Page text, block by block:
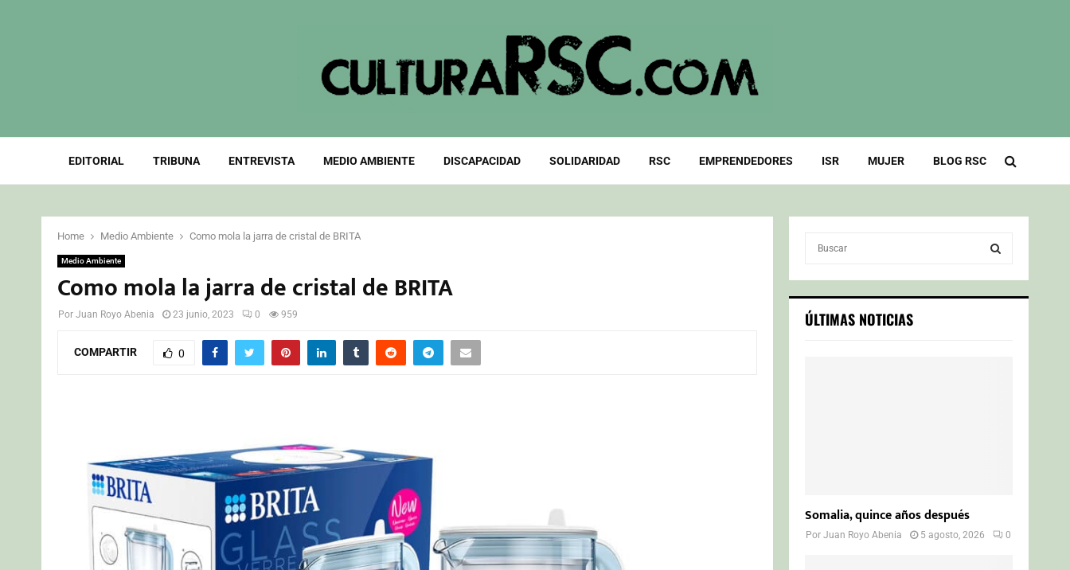
EDITORIAL TRIBUNA ENTREVISTA MEDIO AMBIENTE DISCAPACIDAD SOLIDARIDAD RSC EMPRENDEDORES ISR MUJER BLOG RSC
Home Medio Ambiente Como mola la jarra de cristal de BRITA
Medio Ambiente
Como mola la jarra de cristal de BRITA
Por Juan Royo Abenia 23 junio, 2023 0 959
COMPARTIR 0
c
h
S
ÚLTIMAS NOTICIAS
Somalia, quince años después
PorJuan Royo Abenia 5 agosto, 2026 0